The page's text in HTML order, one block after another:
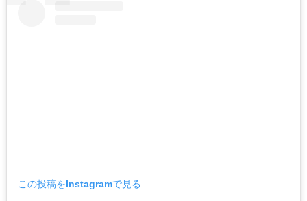
この投稿をInstagramで見る